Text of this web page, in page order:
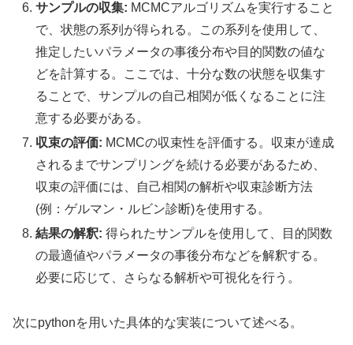
サンプルの収集: MCMCアルゴリズムを実行すること
で、状態の系列が得られる。この系列を使用して、
推定したいパラメータの事後分布や目的関数の値な
どを計算する。ここでは、十分な数の状態を収集す
ることで、サンプルの自己相関が低くなることに注
意する必要がある。
収束の評価: MCMCの収束性を評価する。収束が達成
されるまでサンプリングを続ける必要があるため、
収束の評価には、自己相関の解析や収束診断方法
(例：ゲルマン・ルビン診断)を使用する。
結果の解釈: 得られたサンプルを使用して、目的関数
の最適値やパラメータの事後分布などを解釈する。
必要に応じて、さらなる解析や可視化を行う。
次にpythonを用いた具体的な実装について述べる。